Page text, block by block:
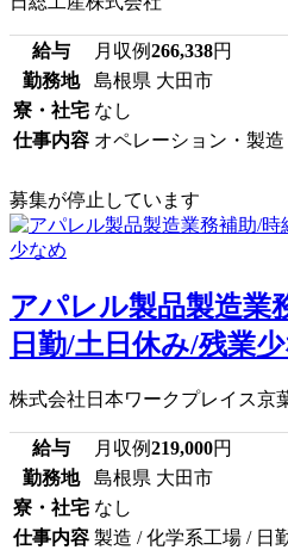
給与 月収例266,338円
勤務地
島根県 大田市
寮・社宅 なし
仕事内容 オペレーション・製
募集が停止しています
アパレル製品製造業
日勤/土日休み/残業
株式会社日本ワークプレイス京
給与 月収例219,000円
勤務地
島根県 大田市
寮・社宅 なし
仕事内容 製造 / 化学系工場 / 日